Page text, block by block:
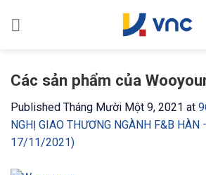
Các sản phẩm của
Published Tháng Mười Một 9, 2021 at
NGHỊ GIAO THƯƠNG NGÀNH F&B
17/11/2021)